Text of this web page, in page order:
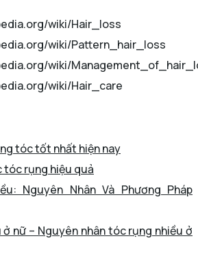
wiki/Hair_loss
wiki/Pattern_hair_loss
wiki/
wiki/Hair_care
tóc tốt nhất hiện nay
tóc rụng hiệu quả
Nguyên Nhân Và Phương Pháp
nữ – Nguyên nhân tóc rụng nhiều ở